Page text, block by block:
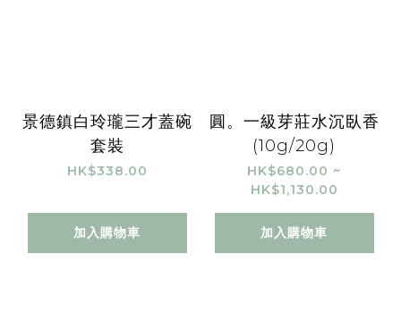
景德鎮白玲瓏三才蓋碗
套裝
HK$338.00
加入購物車
圓。一級芽莊水沉臥香
(10g/20g)
HK$680.00 ~
HK$1,130.00
加入購物車